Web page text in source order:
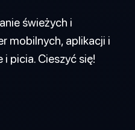
świeżych i
mobilnych, aplikacji i
picia. Cieszyć się!